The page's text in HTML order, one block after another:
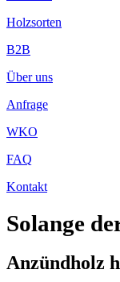
Holzsorten
B2B
Über uns
Anfrage
WKO
FAQ
Kontakt
Solange
Anzündholz